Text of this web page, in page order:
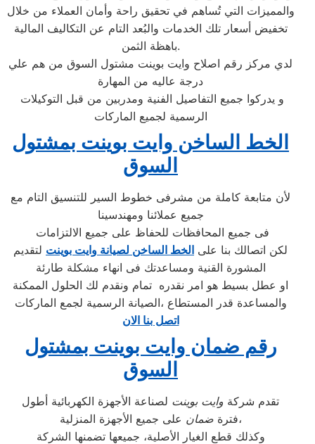
والمميزات التي تُساهم في تحقيق راحة وأمان العملاء من خلال
تخفيض أسعار تلك الخدمات والبُعد التام عن التكاليف المالية
باهظة الثمن.
لدي مركز رقم اصلاح وايت بوينت مشتول السوق من هم علي
درجة عاليه من المهارة
الرسمية لجميع الماركات
الخط الساخن وايت بوينت بمشتول
السوق
لأن متابعة كاملة من مشرفى خطوط السير للتنسيق التام مع
جميع عملائنا ومهندسينا
فى جميع المحافظات للحفاظ على جميع الالتزامات
لكن اتصالك بنا على الخط الساخن لصيانة وايت بوينت لتقديم
المشورة القنية ومساعدتك فى انهاء مشكلة طارئة
او عطل بسيط هو امر نقدره تمام ونقدم لك الحلول الممكنة
والمساعدة قدر المستطاع ،الصيانة الرسمية لجمع الماركات
اتصل بنا الان
رقم ضمان وايت بوينت بمشتول
السوق
تقدم شركة وايت بوينت لصناعة الأجهزة الكهربائية أطول
فترةضمان
على جميع الأجهزة المنزلية،
وكذلك قطع الغيار الأصلية، جميعها تضمنها الشركة